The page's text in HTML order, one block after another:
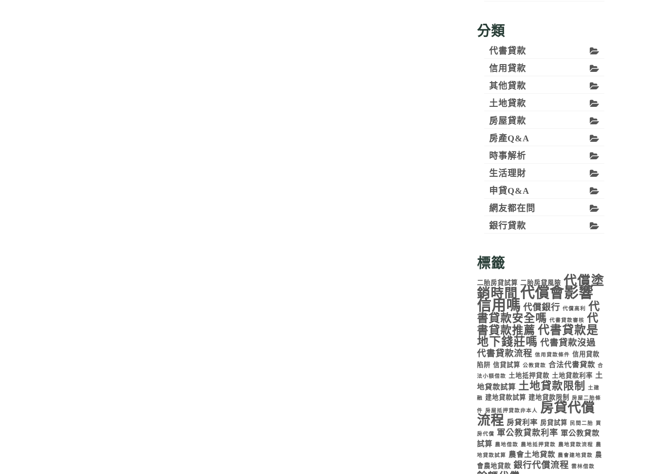
分類
代書貸款
信用貸款
其他貸款
土地貸款
房屋貸款
房產Q&A
時事解析
生活理財
申貸Q&A
網友都在問
銀行貸款
標籤
二胎房貸試算 二胎房貸風險 代償塗
銷時間 代償會影響
信用嗎 代償銀行 代償高利
代
書貸款安全嗎 代書貸款審核 代
書貸款推薦 代書貸款是
地下錢莊嗎 代書貸款沒過
代書貸款流程 信用貸款條件 信用貸款
陷阱 信貸試算 公教貸款 合法代書貸款 合
法小額借款 土地抵押貸款 土地貸款利率 土
地貸款試算 土地貸款限制
土建
融
建地貸款試算 建地貸款限制 房屋二胎條
件 房屋抵押貸款非本人
房貸代償
流程 房貸利率 房貸試算 民間二胎
買
房代償
軍公教貸款利率 軍公教貸款
試算
農地借款 農地抵押貸款 農地貸款流程
農
地貸款試算
農會土地貸款 農會建地貸款
農
會農地貸款 銀行代償流程 雲林借款